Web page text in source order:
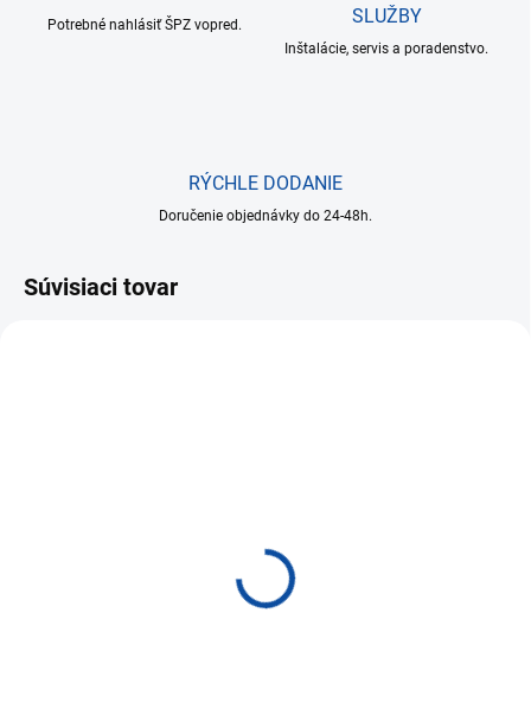
Potrebné nahlásiť ŠPZ vopred.
SLUŽBY
Inštalácie, servis a poradenstvo.
RÝCHLE DODANIE
Doručenie objednávky do 24-48h.
Súvisiaci tovar